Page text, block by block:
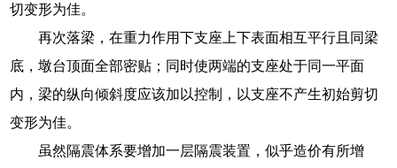
切变形为佳。
再次落梁，在重力作用下支座上下表面相互平行且同梁
底，墩台顶面全部密贴；同时使两端的支座处于同一平面
内，梁的纵向倾斜度应该加以控制，以支座不产生初始剪切
变形为佳。
虽然隔震体系要增加一层隔震装置，似乎造价有所增